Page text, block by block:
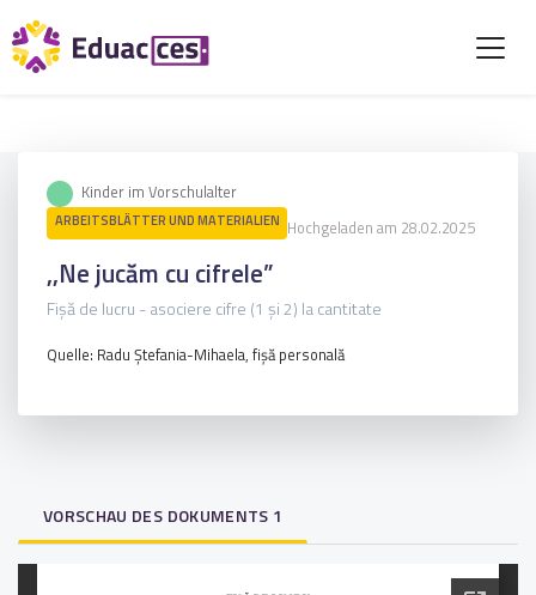
Kinder im Vorschulalter
ARBEITSBLÄTTER UND MATERIALIEN Hochgeladen am 28.02.2025
,,Ne jucăm cu cifrele”
Fișă de lucru - asociere cifre (1 și 2) la cantitate
Quelle: Radu Ștefania-Mihaela, fișă personală
VORSCHAU DES DOKUMENTS 1